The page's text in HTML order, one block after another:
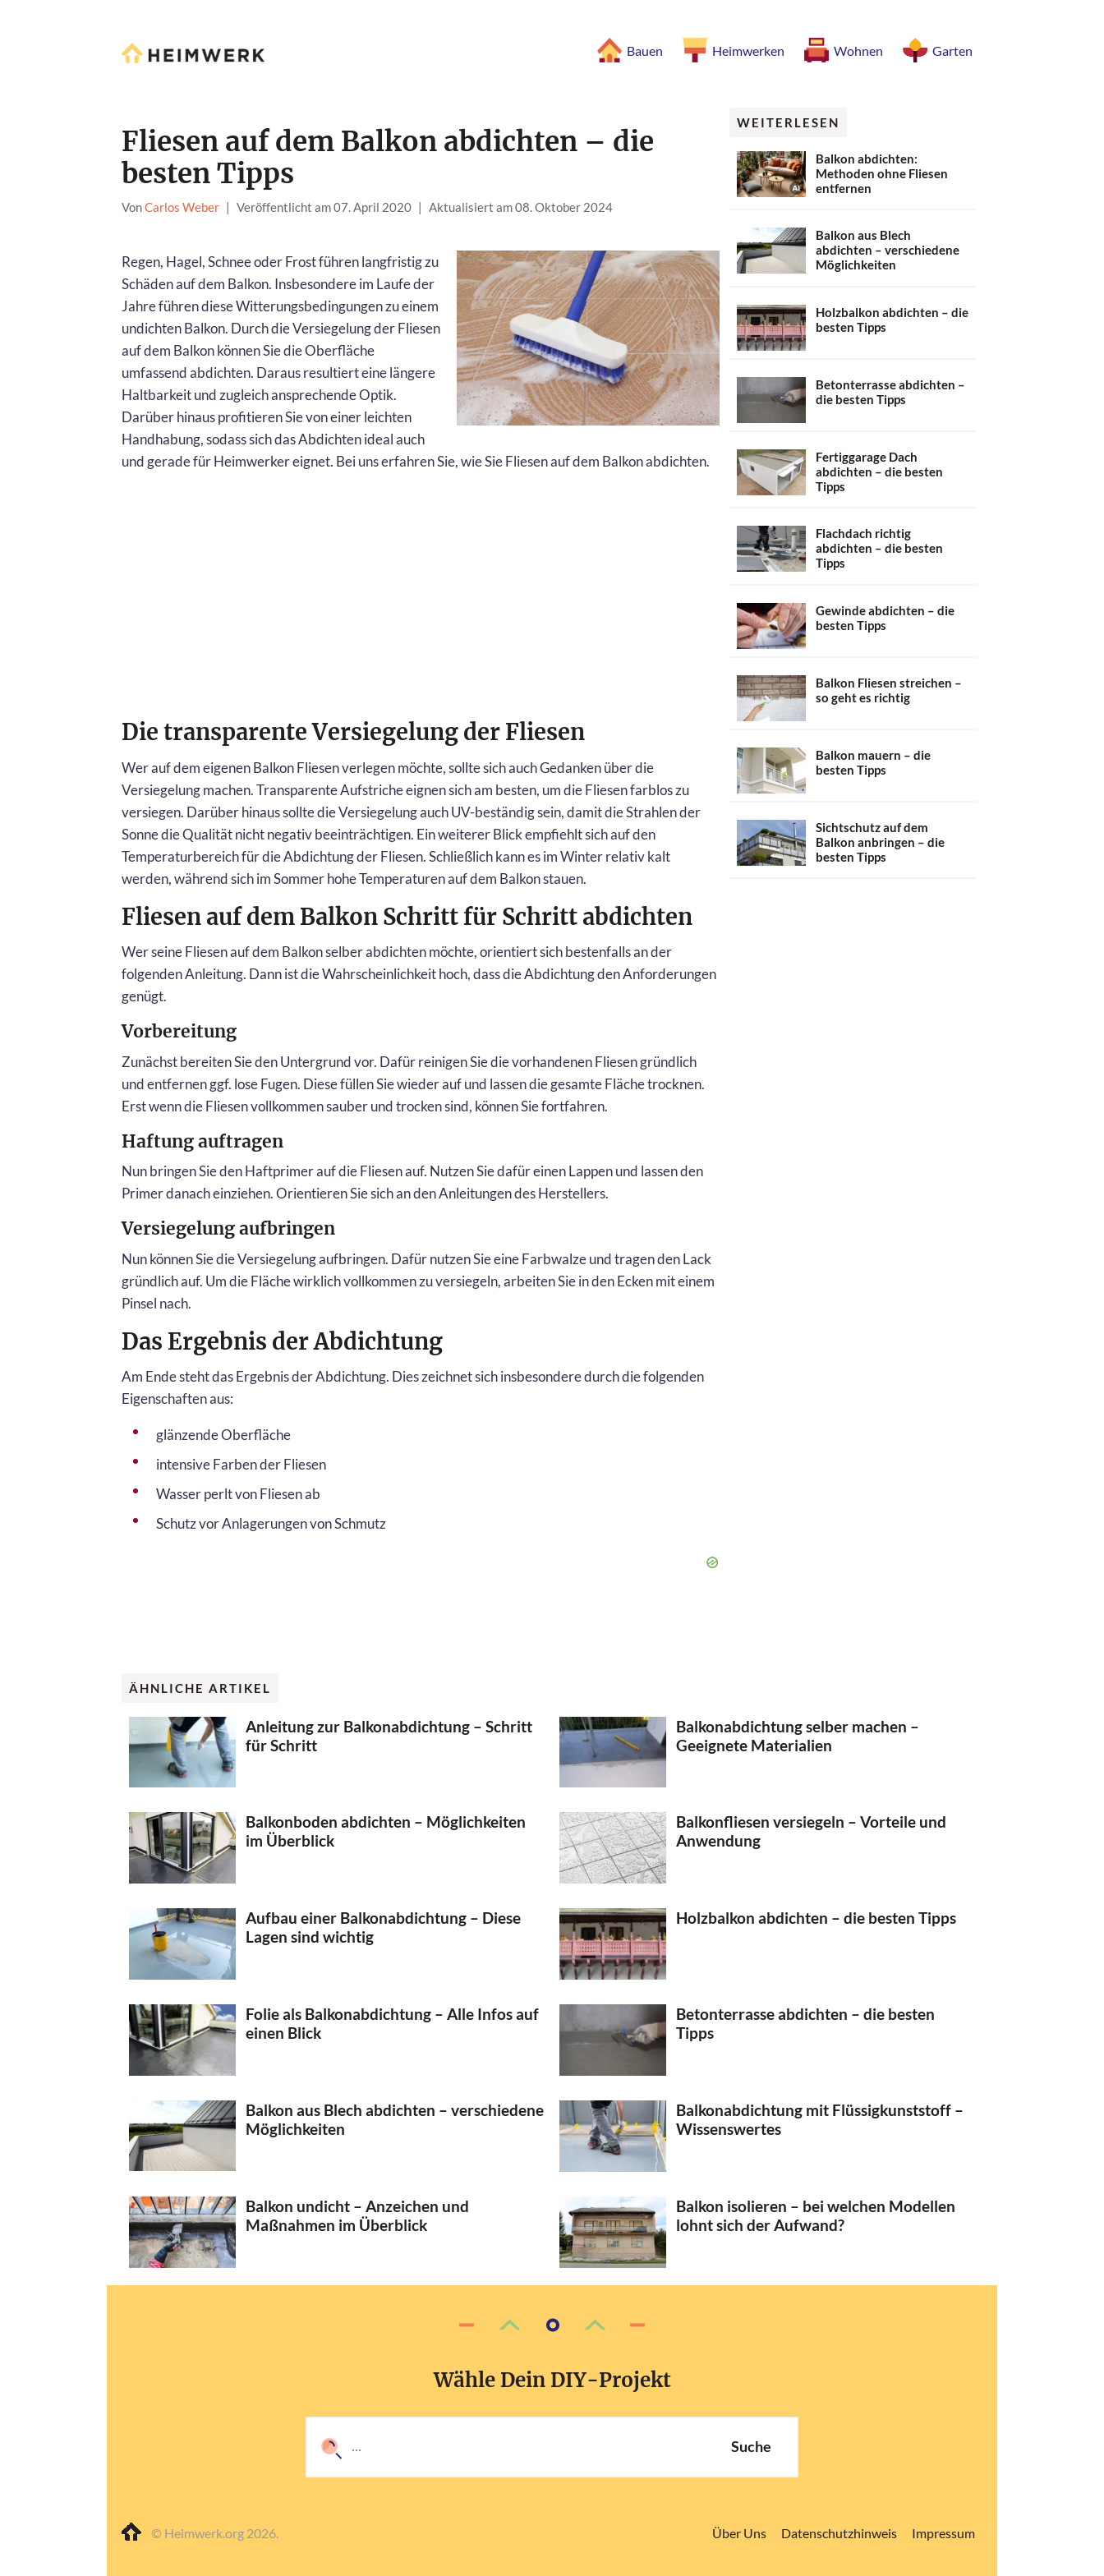
Bauen Heimwerken Wohnen Garten
Fliesen auf dem Balkon abdichten – die
besten Tipps
VonCarlos Weber | Veröffentlicht am 07. April 2020 | Aktualisiert am 08. Oktober 2024
Regen, Hagel, Schnee oder Frost führen langfristig zu
Schäden auf dem Balkon. Insbesondere im Laufe der
Jahre führen diese Witterungsbedingungen zu einem
undichten Balkon. Durch die Versiegelung der Fliesen
auf dem Balkon können Sie die Oberfläche
umfassend abdichten. Daraus resultiert eine längere
Haltbarkeit und zugleich ansprechende Optik.
Darüber hinaus profitieren Sie von einer leichten
Handhabung, sodass sich das Abdichten ideal auch
und gerade für Heimwerker eignet. Bei uns erfahren Sie, wie Sie Fliesen auf dem Balkon abdichten.
Die transparente Versiegelung der Fliesen
Wer auf dem eigenen Balkon Fliesen verlegen möchte, sollte sich auch Gedanken über die
Versiegelung machen. Transparente Aufstriche eignen sich am besten, um die Fliesen farblos zu
versiegen. Darüber hinaus sollte die Versiegelung auch UV-beständig sein, damit die Strahlen der
Sonne die Qualität nicht negativ beeinträchtigen. Ein weiterer Blick empfiehlt sich auf den
Temperaturbereich für die Abdichtung der Fliesen. Schließlich kann es im Winter relativ kalt
werden, während sich im Sommer hohe Temperaturen auf dem Balkon stauen.
Fliesen auf dem Balkon Schritt für Schritt abdichten
Wer seine Fliesen auf dem Balkon selber abdichten möchte, orientiert sich bestenfalls an der
folgenden Anleitung. Dann ist die Wahrscheinlichkeit hoch, dass die Abdichtung den Anforderungen
genügt.
Vorbereitung
Zunächst bereiten Sie den Untergrund vor. Dafür reinigen Sie die vorhandenen Fliesen gründlich
und entfernen ggf. lose Fugen. Diese füllen Sie wieder auf und lassen die gesamte Fläche trocknen.
Erst wenn die Fliesen vollkommen sauber und trocken sind, können Sie fortfahren.
Haftung auftragen
Nun bringen Sie den Haftprimer auf die Fliesen auf. Nutzen Sie dafür einen Lappen und lassen den
Primer danach einziehen. Orientieren Sie sich an den Anleitungen des Herstellers.
Versiegelung aufbringen
Nun können Sie die Versiegelung aufbringen. Dafür nutzen Sie eine Farbwalze und tragen den Lack
gründlich auf. Um die Fläche wirklich vollkommen zu versiegeln, arbeiten Sie in den Ecken mit einem
Pinsel nach.
Das Ergebnis der Abdichtung
Am Ende steht das Ergebnis der Abdichtung. Dies zeichnet sich insbesondere durch die folgenden
Eigenschaften aus:
glänzende Oberfläche
intensive Farben der Fliesen
Wasser perlt von Fliesen ab
Schutz vor Anlagerungen von Schmutz
WEITERLESEN
Balkon abdichten:
Methoden ohne Fliesen
entfernen
Balkon aus Blech
abdichten – verschiedene
Möglichkeiten
Holzbalkon abdichten – die
besten Tipps
Betonterrasse abdichten –
die besten Tipps
Fertiggarage Dach
abdichten – die besten
Tipps
Flachdach richtig
abdichten – die besten
Tipps
Gewinde abdichten – die
besten Tipps
Balkon Fliesen streichen –
so geht es richtig
Balkon mauern – die
besten Tipps
Sichtschutz auf dem
Balkon anbringen – die
besten Tipps
ÄHNLICHE ARTIKEL
Anleitung zur Balkonabdichtung – Schritt
für Schritt
Balkonabdichtung selber machen –
Geeignete Materialien
Balkonboden abdichten – Möglichkeiten
im Überblick
Balkonfliesen versiegeln – Vorteile und
Anwendung
Aufbau einer Balkonabdichtung – Diese
Lagen sind wichtig
Holzbalkon abdichten – die besten Tipps
Folie als Balkonabdichtung – Alle Infos auf
einen Blick
Betonterrasse abdichten – die besten
Tipps
Balkon aus Blech abdichten – verschiedene
Möglichkeiten
Balkonabdichtung mit Flüssigkunststoff –
Wissenswertes
Balkon undicht – Anzeichen und
Maßnahmen im Überblick
Balkon isolieren – bei welchen Modellen
lohnt sich der Aufwand?
Wähle Dein DIY-Projekt
Suche
© Heimwerk.org 2026. Über Uns Datenschutzhinweis Impressum